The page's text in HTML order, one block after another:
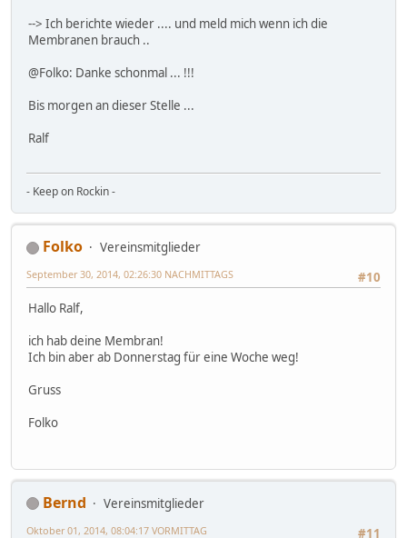
--> Ich berichte wieder .... und meld mich wenn ich die
Membranen brauch ..
@Folko: Danke schonmal ... !!!
Bis morgen an dieser Stelle ...
Ralf
- Keep on Rockin -
Folko
Vereinsmitglieder
#10
September 30, 2014, 02:26:30 NACHMITTAGS
Hallo Ralf,
ich hab deine Membran!
Ich bin aber ab Donnerstag für eine Woche weg!
Gruss
Folko
Bernd
Vereinsmitglieder
#11
Oktober 01, 2014, 08:04:17 VORMITTAG